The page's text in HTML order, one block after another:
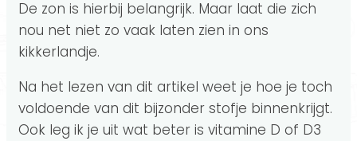
De zon is hierbij belangrijk. Maar laat die zich
nou net niet zo vaak laten zien in ons
kikkerlandje.
Na het lezen van dit artikel weet je hoe je toch
voldoende van dit bijzonder stofje binnenkrijgt.
Ook leg ik je uit wat beter is vitamine D of D3